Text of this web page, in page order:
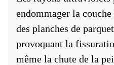
endommager la
des planches de
provoquant la
même la chute de la